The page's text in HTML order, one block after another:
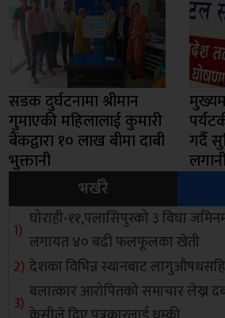
सडक दुर्घटनामा श्रीमान
गुमाएकी महिलालाई कुमारी
बैंकद्वारा १० लाख बीमा दाबी
भुक्तानी
गर्दै
भर्खरै
घोराही-११,पलासिपुरको ३ बिघा
लगायत ४० बढी फलफूलका खेती
देशका विभिन्न स्थानबाट
बलात्कार आरोपितको समाचार लेख्न